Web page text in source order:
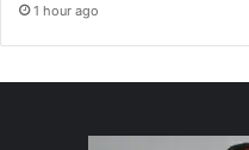
1 hour ago